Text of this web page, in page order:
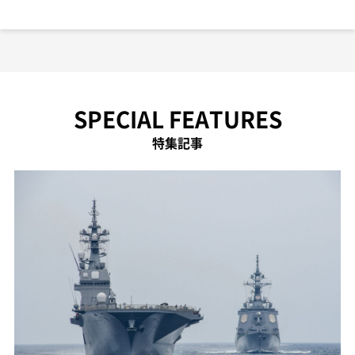
SPECIAL FEATURES
特集記事